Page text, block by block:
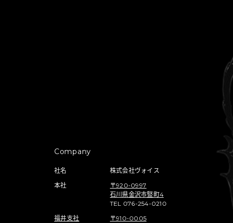
Company
社名
株式会社ヴォイス
本社
〒920-0997
石川県金沢市竪町4
TEL 076-254-0210
福井支社
〒910-0005